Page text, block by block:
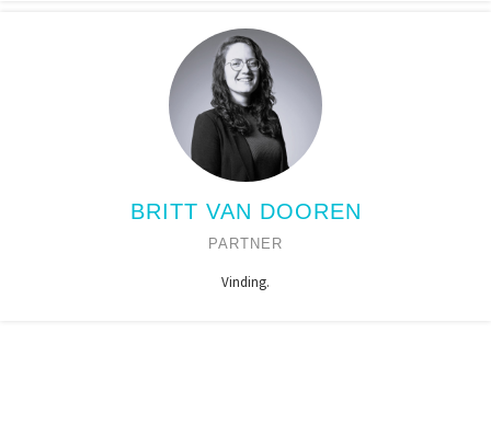
BRITT VAN DOOREN
PARTNER
Vinding.